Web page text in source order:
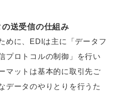
送受信の仕組み
めに、EDIは主に「データフ
プロトコルの制御」を行い
マットは基本的に取引先ご
データのやりとりを行うた